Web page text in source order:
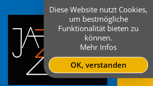
Diese Website nutzt Cookies,
um bestmögliche
Funktionalität bieten zu
können.
Mehr Infos
OK, verstanden